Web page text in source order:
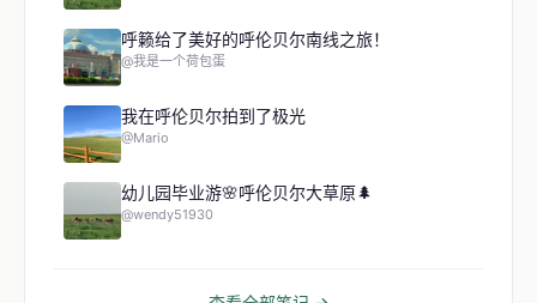
呼籁给了美好的呼伦贝尔南线之旅！
@我是一个荷包蛋
我在呼伦贝尔拍到了极光
@Mario
幼儿园毕业游🌸呼伦贝尔大草原🌲
@wendy51930